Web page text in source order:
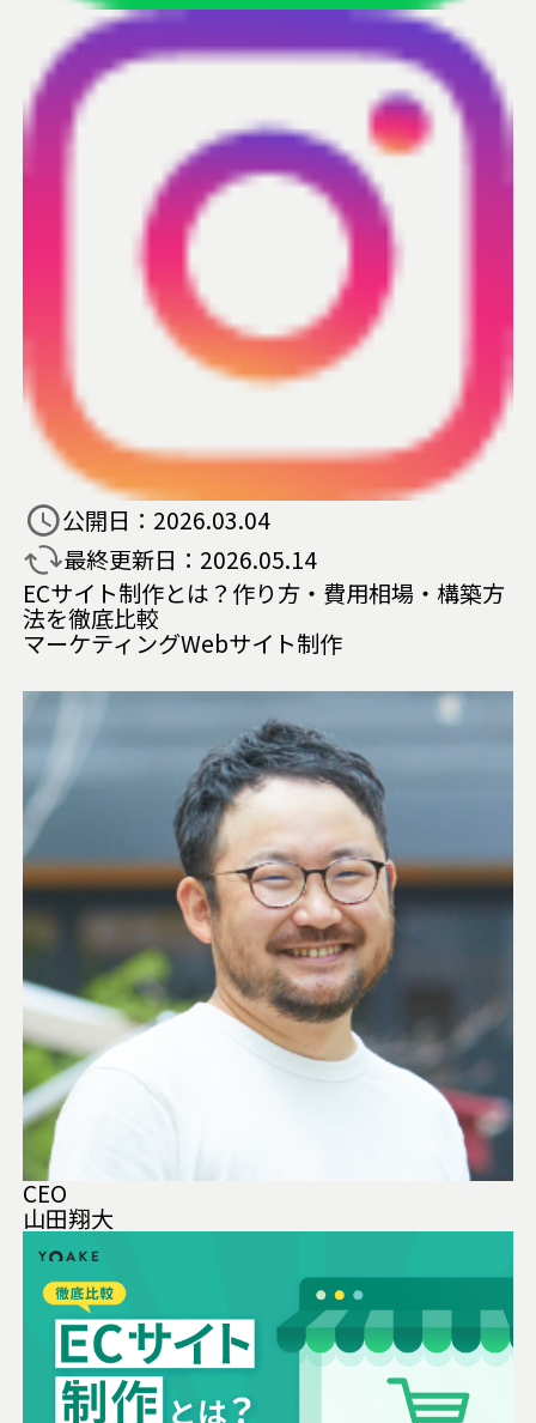
公開日： 2026.03.04
最終更新日： 2026.05.14
ECサイト制作とは？作り方・費用相場・構築方
法を徹底比較
マーケティングWebサイト制作
CEO
山田翔大